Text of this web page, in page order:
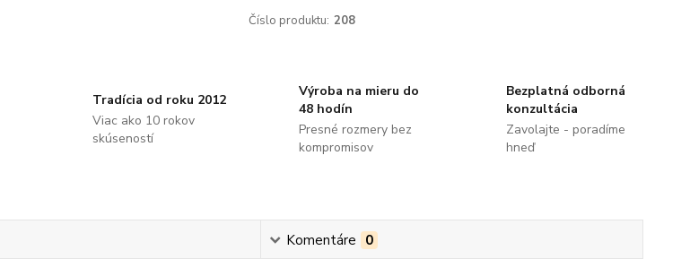
Číslo produktu: 208
Tradícia od roku 2012
Viac ako 10 rokov
skúseností
Výroba na mieru do
48 hodín
Presné rozmery bez
kompromisov
Bezplatná odborná
konzultácia
Zavolajte - poradíme
hneď
Komentáre 0